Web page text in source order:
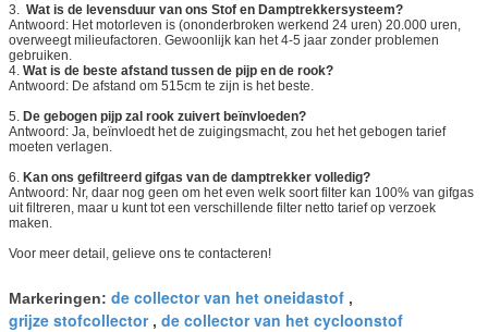
3. Wat is de levensduur van ons Stof en Damptrekkersysteem?
Antwoord: Het motorleven is (ononderbroken werkend 24 uren) 20.000 uren,
overweegt milieufactoren. Gewoonlijk kan het 4-5 jaar zonder problemen
gebruiken.
4. Wat is de beste afstand tussen de pijp en de rook?
Antwoord: De afstand om 515cm te zijn is het beste.
5. De gebogen pijp zal rook zuivert beïnvloeden?
Antwoord: Ja, beïnvloedt het de zuigingsmacht, zou het het gebogen tarief
moeten verlagen.
6. Kan ons gefiltreerd gifgas van de damptrekker volledig?
Antwoord: Nr, daar nog geen om het even welk soort filter kan 100% van gifgas
uit filtreren, maar u kunt tot een verschillende filter netto tarief op verzoek
maken.
Voor meer detail, gelieve ons te contacteren!
Markeringen: de collector van het oneidastof ,
grijze stofcollector, de collector van het cycloonstof